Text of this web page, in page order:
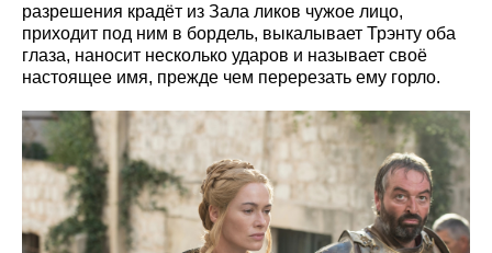
разрешения крадёт из Зала ликов чужое лицо,
приходит под ним в бордель, выкалывает Трэнту оба
глаза, наносит несколько ударов и называет своё
настоящее имя, прежде чем перерезать ему горло.